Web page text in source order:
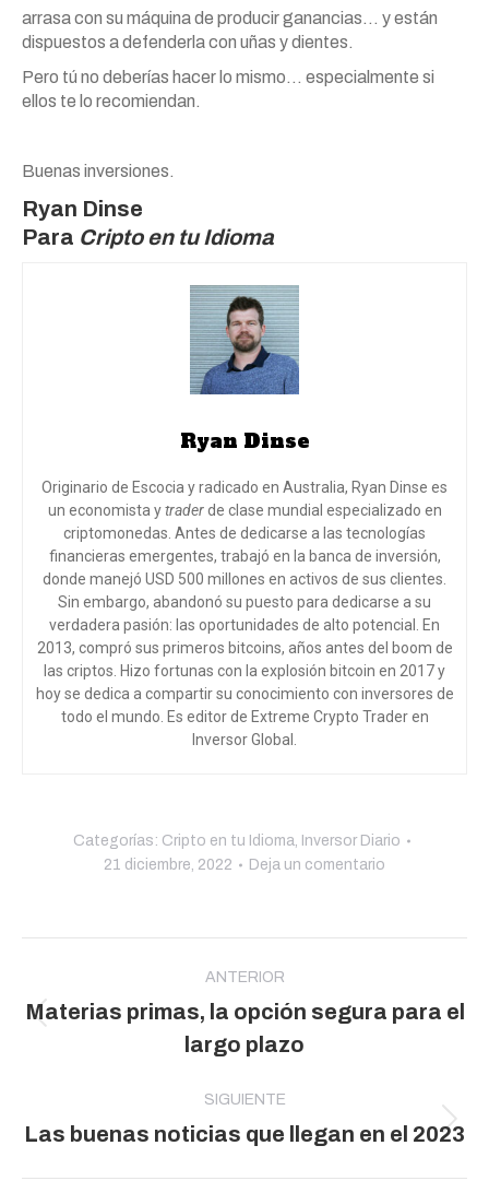
arrasa con su máquina de producir ganancias… y están
dispuestos a defenderla con uñas y dientes.
Pero tú no deberías hacer lo mismo… especialmente si
ellos te lo recomiendan.
Buenas inversiones.
Ryan Dinse
Para Cripto en tu Idioma
Ryan Dinse
Originario de Escocia y radicado en Australia, Ryan Dinse es
un economista ytraderde clase mundial especializado en
criptomonedas. Antes de dedicarse a las tecnologías
financieras emergentes, trabajó en la banca de inversión,
donde manejó USD 500 millones en activos de sus clientes.
Sin embargo, abandonó su puesto para dedicarse a su
verdadera pasión: las oportunidades de alto potencial. En
2013, compró sus primeros bitcoins, años antes del boom de
las criptos. Hizo fortunas con la explosión bitcoin en 2017 y
hoy se dedica a compartir su conocimiento con inversores de
todo el mundo . Es editor de Extreme Crypto Trader en
Inversor Global.
Categorías: Cripto en tu Idioma
Inversor Diario
21 diciembre, 2022
Deja un comentario
publicaciones
ANTERIOR
Publicación
anterior:
Materias primas, la opción segura para el
largo plazo
SIGUIENTE
Publicación
Las buenas noticias que llegan en el 2023